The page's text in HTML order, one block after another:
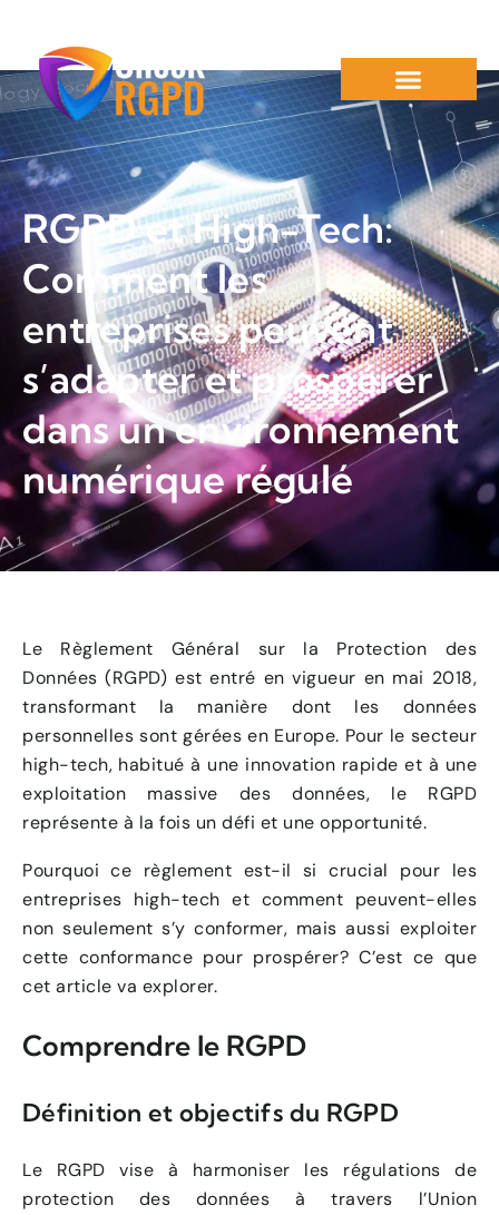
RGPD et High-Tech:
Comment les
entreprises peuvent
s’adapter et prospérer
dans un environnement
numérique régulé
Le Règlement Général sur la Protection des
Données (RGPD) est entré en vigueur en mai 2018,
transformant la manière dont les données
personnelles sont gérées en Europe. Pour le secteur
high-tech, habitué à une innovation rapide et à une
exploitation massive des données, le RGPD
représente à la fois un défi et une opportunité.
Pourquoi ce règlement est-il si crucial pour les
entreprises high-tech et comment peuvent-elles
non seulement s’y conformer, mais aussi exploiter
cette conformance pour prospérer? C’est ce que
cet article va explorer.
Comprendre le RGPD
Définition et objectifs du RGPD
Le RGPD vise à harmoniser les régulations de
protection des données à travers l’Union